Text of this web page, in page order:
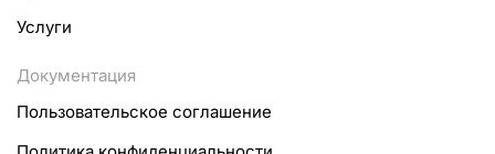
Услуги
Документация
Пользовательское соглашение